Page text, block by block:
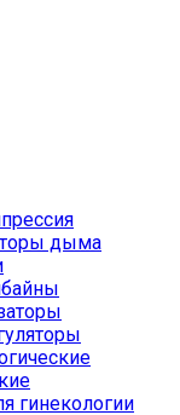
дыма
гинекологии